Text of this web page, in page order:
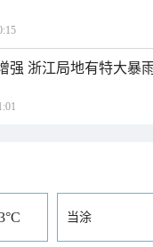
强 浙江局地有特大暴
当涂